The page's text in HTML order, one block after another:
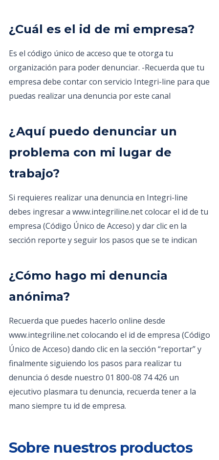
¿Cuál es el id de mi empresa?
Es el código único de acceso que te otorga tu
organización para poder denunciar. -Recuerda que tu
empresa debe contar con servicio Integri-line para que
puedas realizar una denuncia por este canal
¿Aquí puedo denunciar un
problema con mi lugar de
trabajo?
Si requieres realizar una denuncia en Integri-line
debes ingresar a www.integriline.net colocar el id de tu
empresa (Código Único de Acceso) y dar clic en la
sección reporte y seguir los pasos que se te indican
¿Cómo hago mi denuncia
anónima?
Recuerda que puedes hacerlo online desde
www.integriline.net colocando el id de empresa (Código
Único de Acceso) dando clic en la sección “reportar” y
finalmente siguiendo los pasos para realizar tu
denuncia ó desde nuestro 01 800-08 74 426 un
ejecutivo plasmara tu denuncia, recuerda tener a la
mano siempre tu id de empresa.
Sobre nuestros productos